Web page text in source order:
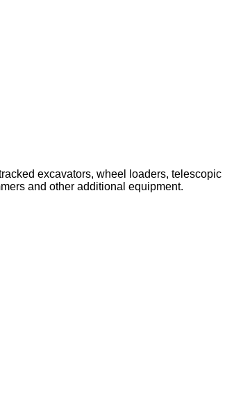
excavators, wheel loaders, telescopic
and other additional equipment.